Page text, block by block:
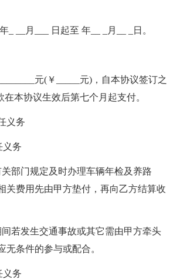
_ __月___ 日起至 年__ _月__ _日。
元(￥_____元)，自本协议签订之
在本协议生效后第七个月起支付。
义务
义务
部门规定及时办理车辆年检及养路
关费用先由甲方垫付，再向乙方结算收
若发生交通事故或其它需由甲方牵头
无条件的参与或配合。
义务